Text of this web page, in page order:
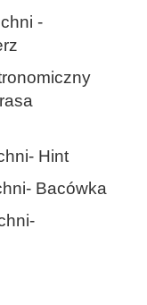
-
Hint
Bacówka